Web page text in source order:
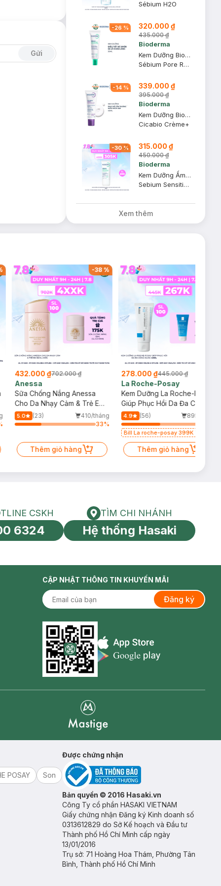
Gửi
Sébium H2O
-26 % 320.000 ₫
435.000 ₫
Bioderma
Kem Dưỡng Bioderma Giúp Se Khít Lỗ Chân Lông 30ml
Sébium Pore Refiner
-14 % 339.000 ₫
395.000 ₫
Bioderma
Kem Dưỡng Bioderma Phục Hồi Da Tổn Thương Và Ngừa Sẹo 40ml
Cicabio Crème+
-30% 315.000 ₫
450.000 ₫
Bioderma
Kem Dưỡng Ẩm Bioderma Dành Cho Da Mụn, Nhạy Cảm 30ml
Sebium Sensitive Soothing Anti-Blemish Care
Xem thêm
-38%
432.000 ₫702.000 ₫
Anessa
Sữa Chống Nắng Anessa
Cho Da Nhạy Cảm & Trẻ Em
60ml (Mới)
5.0 (23)
410/tháng
33%
Thêm giỏ hàng
278.000 ₫445.000 ₫
La Roche-Posay
Kem Dưỡng La Roche-Posay
Giúp Phục Hồi Da Đa Công
Dụng 40ml
4.9 (56)
895/tháng
Bill La roche-posay 399K Tặng
50ml (SL có hạn)
Thêm giỏ hàng
toàn cầu
HOTLINE CSKH
CSKH
6324
Tìm chi nhánh
TÌM CHI NHÁNH
Hệ thống Hasaki
CẬP NHẬT THÔNG TIN KHUYẾN MÃI
Đăng ký
Appstore icon
POSAY
Son
Được chứng nhận
Bản quyền © 2016 Hasaki.vn
Công Ty cổ phần HASAKI VIETNAM
Giấy chứng nhận Đăng ký Kinh doanh số
0313612829 do Sở Kế hoạch và Đầu tư
Thành phố Hồ Chí Minh cấp ngày
13/01/2016
Trụ sở: 71 Hoàng Hoa Thám, Phường Tân
Bình, Thành phố Hồ Chí Minh